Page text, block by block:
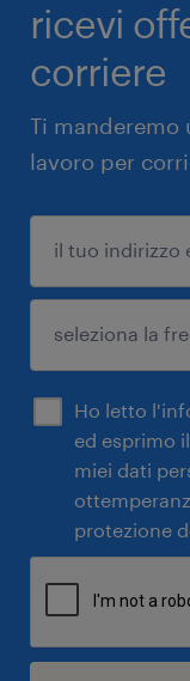
ricevi
corriere
Ti manderemo
lavoro per
Ho letto
ed esprimo
miei dati
protezione